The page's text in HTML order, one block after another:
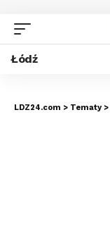
Łódź
LDZ24.com > Tematy >